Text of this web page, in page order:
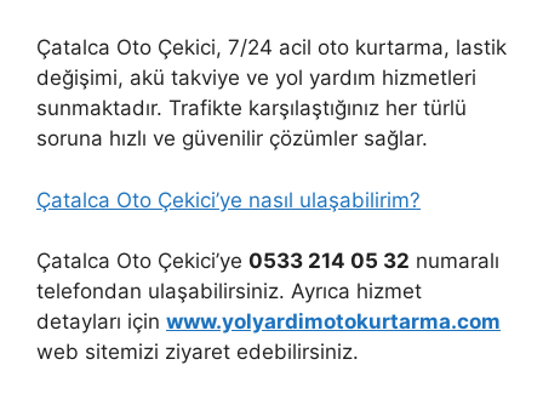
Çatalca Oto Çekici, 7/24 acil oto kurtarma, lastik
değişimi, akü takviye ve yol yardım hizmetleri
sunmaktadır. Trafikte karşılaştığınız her türlü
soruna hızlı ve güvenilir çözümler sağlar.
Çatalca Oto Çekici’ye nasıl ulaşabilirim?
Çatalca Oto Çekici’ye 0533 214 05 32 numaralı
telefondan ulaşabilirsiniz. Ayrıca hizmet
detayları için www.yolyardimotokurtarma.com
web sitemizi ziyaret edebilirsiniz.